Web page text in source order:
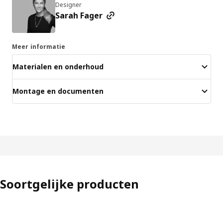
Designer
Sarah Fager
Meer informatie
Materialen en onderhoud
Montage en documenten
Soortgelijke producten